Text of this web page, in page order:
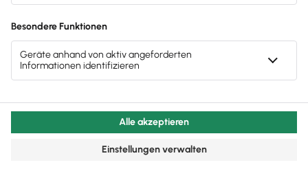
kostenlos. Oder du entscheidest dich
direkt für deine Lexware Office Version
und sparst beim sofortigen Kauf mit
30 Tage kostenlos testen